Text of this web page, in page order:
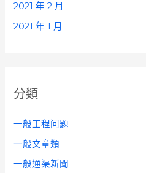
2021 年 2 月
2021 年 1 月
分類
一般工程问题
一般文章類
一般通渠新聞